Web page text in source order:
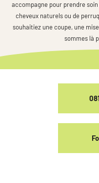
accompagne pour prendre soin
cheveux naturels ou de
souhaitiez une coupe, une
sommes là